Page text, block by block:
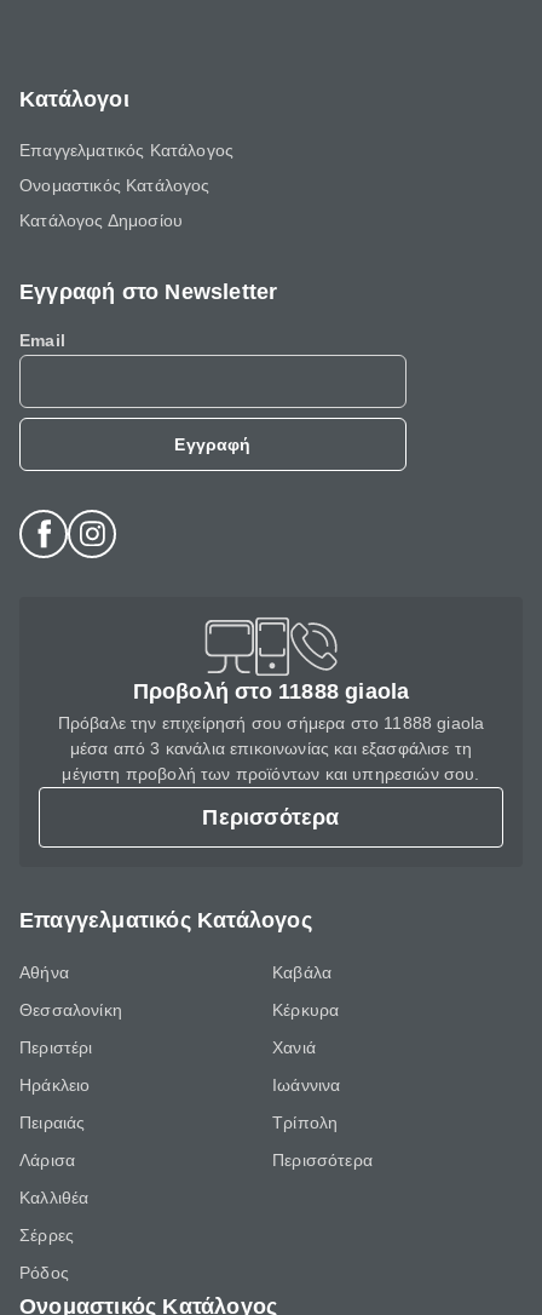
Κατάλογοι
Επαγγελματικός Κατάλογος
Ονομαστικός Κατάλογος
Κατάλογος Δημοσίου
Εγγραφή στο Newsletter
Email
Εγγραφή
Προβολή στο 11888 giaola
Πρόβαλε την επιχείρησή σου σήμερα στο 11888 giaola
μέσα από 3 κανάλια επικοινωνίας και εξασφάλισε τη
μέγιστη προβολή των προϊόντων και υπηρεσιών σου.
Περισσότερα
Επαγγελματικός Κατάλογος
Αθήνα
Θεσσαλονίκη
Περιστέρι
Ηράκλειο
Πειραιάς
Λάρισα
Καλλιθέα
Σέρρες
Ρόδος
Καβάλα
Κέρκυρα
Χανιά
Ιωάννινα
Τρίπολη
Περισσότερα
Ονομαστικός Κατάλογος